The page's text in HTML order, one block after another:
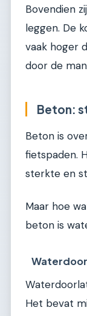
Bovendien
leggen. De
vaak hoger
door de
Beton:
Beton is
fietspaden.
sterkte en
Maar hoe
beton is
Het bevat